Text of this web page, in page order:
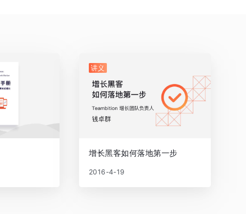
讲义
增长黑客如何落地第一步
2016-4-19